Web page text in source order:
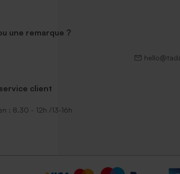
une remarque ?
client
: 8.30 - 12h /13-16h